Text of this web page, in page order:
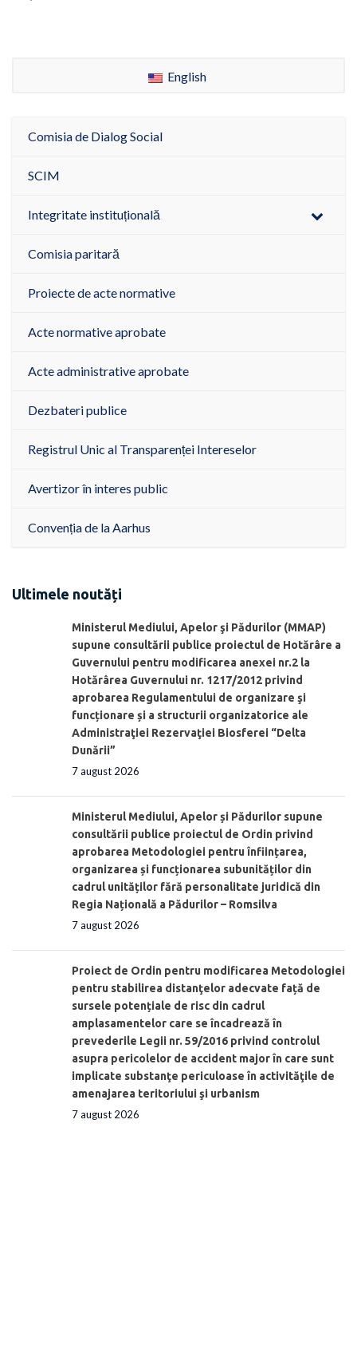
English
Comisia de Dialog Social
SCIM
Integritate instituțională
Comisia paritară
Proiecte de acte normative
Acte normative aprobate
Acte administrative aprobate
Dezbateri publice
Registrul Unic al Transparenței Intereselor
Avertizor în interes public
Convenția de la Aarhus
Ultimele noutăți
Ministerul Mediului, Apelor şi Pădurilor (MMAP)
supune consultării publice proiectul de Hotărâre a
Guvernului pentru modificarea anexei nr.2 la
Hotărârea Guvernului nr. 1217/2012 privind
aprobarea Regulamentului de organizare şi
funcționare și a structurii organizatorice ale
Administraţiei Rezervaţiei Biosferei “Delta
Dunării”
7 august 2026
Ministerul Mediului, Apelor și Pădurilor supune
consultării publice proiectul de Ordin privind
aprobarea Metodologiei pentru înființarea,
organizarea și funcționarea subunităților din
cadrul unităților fără personalitate juridică din
Regia Națională a Pădurilor – Romsilva
7 august 2026
Proiect de Ordin pentru modificarea Metodologiei
pentru stabilirea distanţelor adecvate față de
sursele potențiale de risc din cadrul
amplasamentelor care se încadrează în
prevederile Legii nr. 59/2016 privind controlul
asupra pericolelor de accident major în care sunt
implicate substanţe periculoase în activităţile de
amenajarea teritoriului şi urbanism
7 august 2026